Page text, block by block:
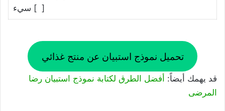
[ ] سيء
تحميل نموذج استبيان عن منتج غذائي
قد يهمك أيضاً: أفضل الطرق لكتابة نموذج استبيان رضا
المرضى